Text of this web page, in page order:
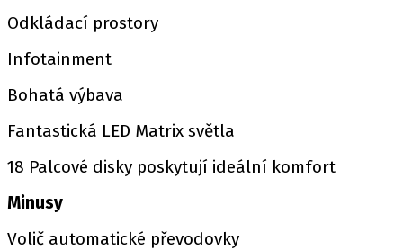
Odkládací prostory
Infotainment
Bohatá výbava
Fantastická LED Matrix světla
18 Palcové disky poskytují ideální komfort
Minusy
Volič automatické převodovky